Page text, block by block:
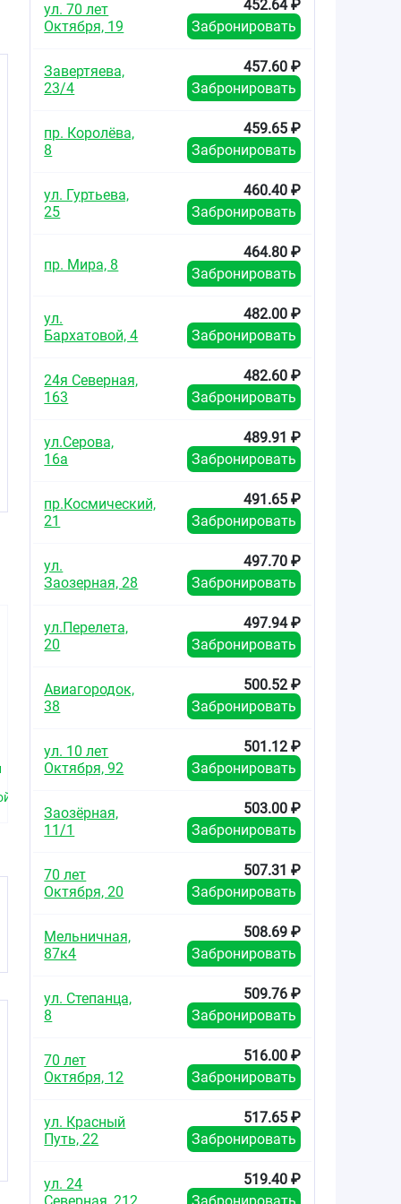
Энзистал таблетки
оболочкой №80
Энзистал таблетки
покрытые
оболочкой №80
ул. 70 лет
Октября, 19
452.64 ₽
Забронировать
Завертяева,
23/4
457.60 ₽
Забронировать
пр. Королёва,
8
459.65 ₽
Забронировать
ул. Гуртьева,
25
460.40 ₽
Забронировать
пр. Мира, 8
464.80 ₽
Забронировать
ул.
Бархатовой, 4
482.00 ₽
Забронировать
24я Северная,
163
482.60 ₽
Забронировать
ул.Серова,
16а
489.91 ₽
Забронировать
пр.Космический,
21
491.65 ₽
Забронировать
ул.
Заозерная, 28
497.70 ₽
Забронировать
ул.Перелета,
20
497.94 ₽
Забронировать
Авиагородок,
38
500.52 ₽
Забронировать
ул. 10 лет
Октября, 92
501.12 ₽
Забронировать
Заозёрная,
11/1
503.00 ₽
Забронировать
70 лет
Октября, 20
507.31 ₽
Забронировать
Мельничная,
87к4
508.69 ₽
Забронировать
ул. Степанца,
8
509.76 ₽
Забронировать
70 лет
Октября, 12
516.00 ₽
Забронировать
ул. Красный
Путь, 22
517.65 ₽
Забронировать
ул. 24
519.40 ₽